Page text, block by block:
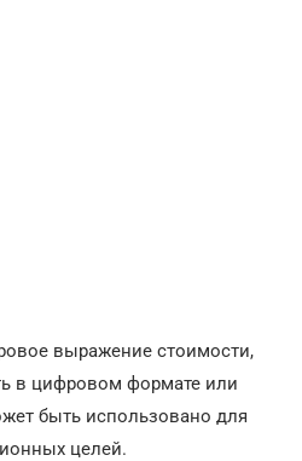
выражение стоимости,
в цифровом формате или
быть использовано для
целей.